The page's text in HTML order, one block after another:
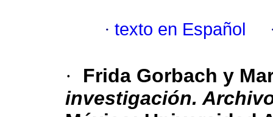
· texto en Español
·
Frida Gorbach y
investigación.